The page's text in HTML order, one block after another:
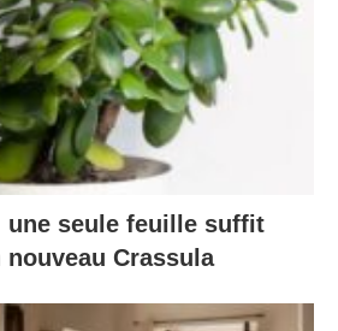
une seule feuille suffit
Crassula